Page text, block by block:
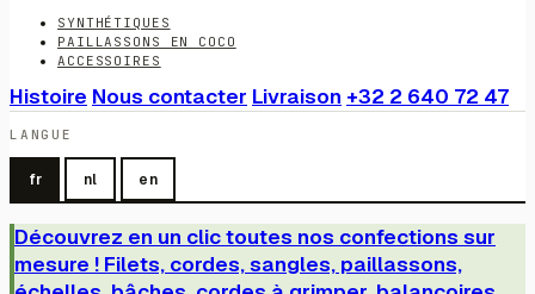
SYNTHÉTIQUES
PAILLASSONS EN COCO
ACCESSOIRES
Histoire Nous contacter Livraison +32 2 640 72 47
LANGUE
fr nl en
Découvrez en un clic toutes nos confections sur
mesure ! Filets, cordes, sangles, paillassons,